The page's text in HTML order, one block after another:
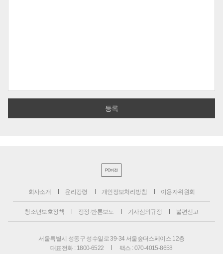
PC버전
회사소개 윤리강령 개인정보처리방침 이용자위원회
청소년보호정책 정정·반론보도 기사심의규정 불편신고
서울특별시 성동구 성수일로 39-34 서울숲더스페이스 12층
대표전화 : 1800-6522
팩스 : 070-4015-8658